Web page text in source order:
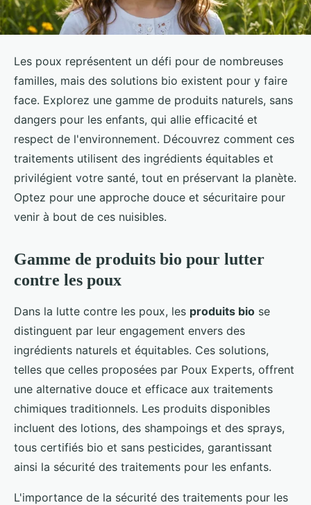
Les poux représentent un défi pour de nombreuses
familles, mais des solutions bio existent pour y faire
face. Explorez une gamme de produits naturels, sans
dangers pour les enfants, qui allie efficacité et
respect de l'environnement. Découvrez comment ces
traitements utilisent des ingrédients équitables et
privilégient votre santé, tout en préservant la planète.
Optez pour une approche douce et sécuritaire pour
venir à bout de ces nuisibles.
Gamme de produits bio pour lutter
contre les poux
Dans la lutte contre les poux, les produits bio se
distinguent par leur engagement envers des
ingrédients naturels et équitables. Ces solutions,
telles que celles proposées par Poux Experts, offrent
une alternative douce et efficace aux traitements
chimiques traditionnels. Les produits disponibles
incluent des lotions, des shampoings et des sprays,
tous certifiés bio et sans pesticides, garantissant
ainsi la sécurité des traitements pour les enfants.
L'importance de la sécurité des traitements pour les